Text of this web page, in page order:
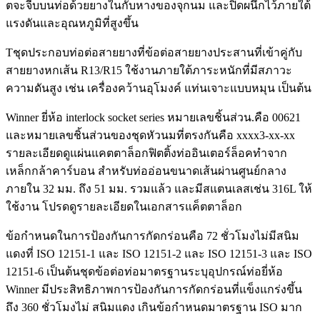
ตจะจีบบนท่อด้วยยางในกับหางของจุกนม และปิดผนึกไว้ภายใต้
แรงดันและอุณหภูมิที่สูงขึ้น
Tชุดประกอบท่อต่อสายยางที่ข้อต่อสายยางประสานที่เข้าคู่กับ
สายยางหกเส้น R13/R15 ใช้งานภายใต้ภาระหนักที่มีสภาวะ
ความดันสูง เช่น เครื่องคว้านอุโมงค์ แท่นเจาะแบบหมุน เป็นต้น
Winner ยี่ห้อ interlock socket series หมายเลขชิ้นส่วน.คือ 00621
และหมายเลขชิ้นส่วนของชุดหัวนมที่ตรงกันคือ xxxx3-xx-xx
รายละเอียดดูแผ่นแคตตาล็อกฟิตติ้งท่ออินเตอร์ล็อคทำจาก
เหล็กกล้าคาร์บอน สำหรับท่ออ่อนขนาดเส้นผ่านศูนย์กลาง
ภายใน 32 มม. ถึง 51 มม. รวมแล้ว และมีสแตนเลสเช่น 316L ให้
ใช้งาน โปรดดูรายละเอียดในเอกสารแค็ตตาล็อก
ข้อกำหนดในการป้องกันการกัดกร่อนคือ 72 ชั่วโมงไม่มีสนิม
แดงที่ ISO 12151-1 และ ISO 12151-2 และ ISO 12151-3 และ ISO
12151-6 เป็นต้นชุดข้อต่อท่อมาตรฐานระบุอุปกรณ์ท่อยี่ห้อ
Winner มีประสิทธิภาพการป้องกันการกัดกร่อนที่แข็งแกร่งขึ้น
ถึง 360 ชั่วโมงไม่ สนิมแดง เกินข้อกำหนดมาตรฐาน ISO มาก